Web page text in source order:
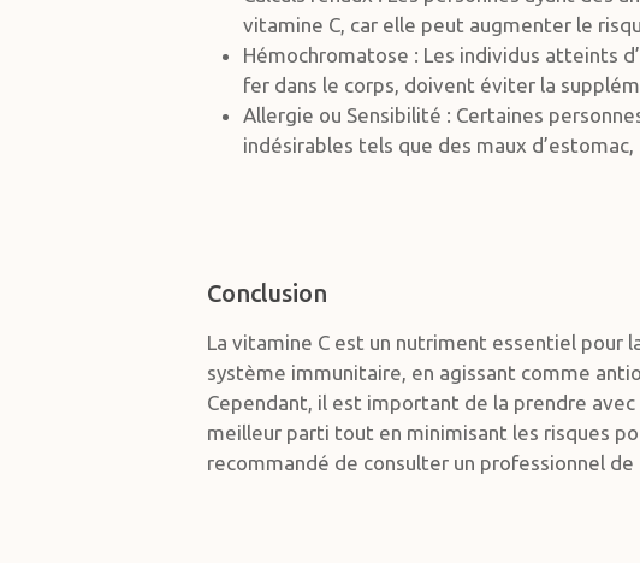
vitamine C, car elle peut augmenter le
Hémochromatose : Les individus atteints
fer dans le corps, doivent éviter la
Allergie ou Sensibilité : Certaines
indésirables tels que des maux
Conclusion
La vitamine C est un nutriment essentiel pour
système immunitaire, en agissant comme
Cependant, il est important de la prendre
meilleur parti tout en minimisant les risques
recommandé de consulter un professionnel